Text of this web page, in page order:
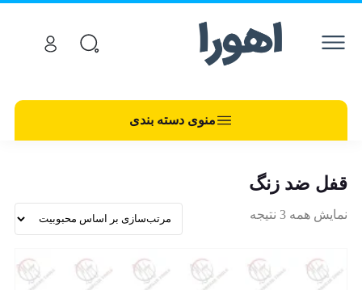
منوی دسته بندی
قفل ضد زنگ
نمایش همه 3 نتیجه